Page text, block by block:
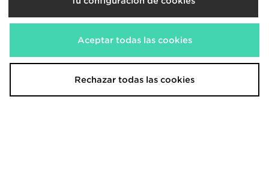
Aceptar todas las cookies
Rechazar todas las cookies